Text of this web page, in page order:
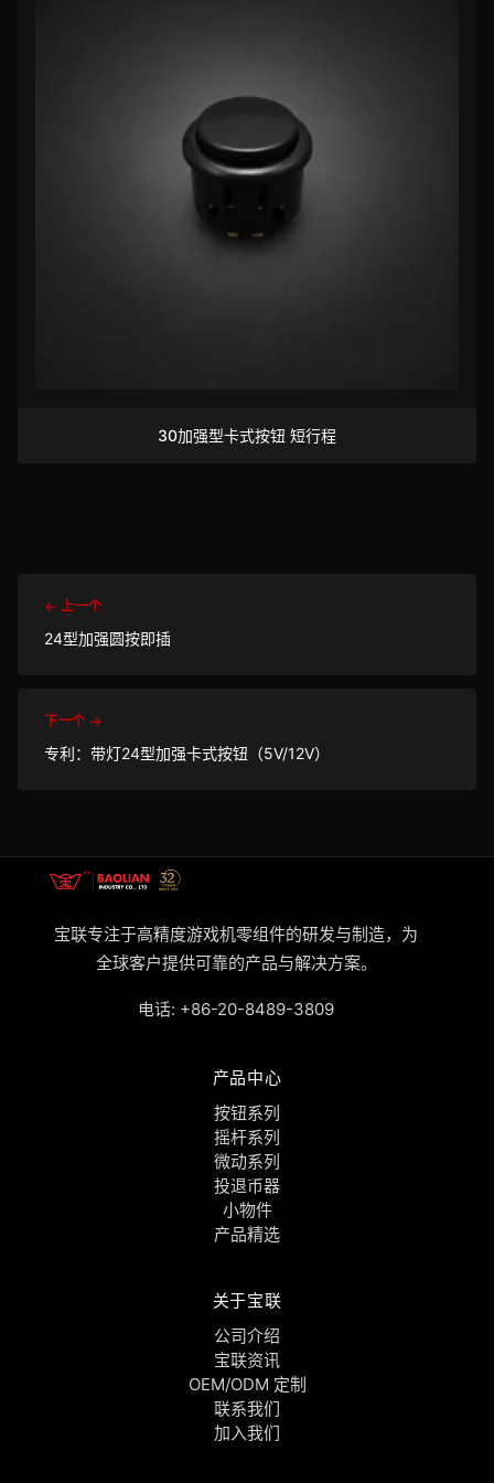
30加强型卡式按钮 短行程
← 上一个
24型加强圆按即插
下一个 →
专利：带灯24型加强卡式按钮（5V/12V）
宝联专注于高精度游戏机零组件的研发与制造，为
全球客户提供可靠的产品与解决方案。
电话: +86-20-8489-3809
产品中心
按钮系列
摇杆系列
微动系列
投退币器
小物件
产品精选
关于宝联
公司介绍
宝联资讯
OEM/ODM 定制
联系我们
加入我们